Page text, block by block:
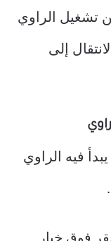
تشغيل الراوي
إلى
فيه الراوي